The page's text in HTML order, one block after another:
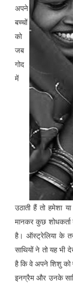
अपने
बच्चों
को
जब
गोद
में
उठाती हैं तो हमेशा
मानकर कुछ
है। ऑस्ट्रेलिया के
साथियों ने तो यह भी
है कि वे अपने शिशु को
इनग्रैम और उनके